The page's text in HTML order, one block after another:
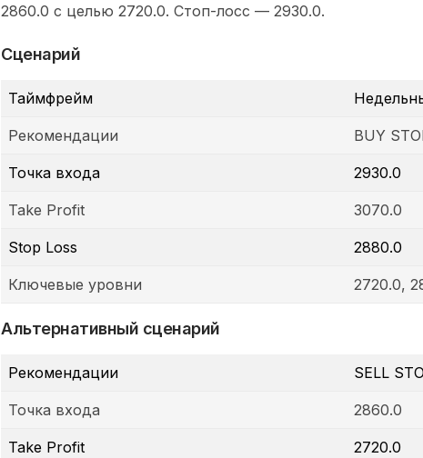
2860.0 с целью 2720.0. Стоп-лосс — 2930.0.
Сценарий
Таймфрейм
Рекомендации BUY
Точка входа 2930.0
Take Profit 3070.0
Stop Loss 2880.0
Ключевые уровни 2720.0,
Альтернативный сценарий
Рекомендации SELL
Точка входа 2860.0
Take Profit 2720.0